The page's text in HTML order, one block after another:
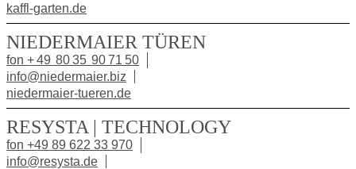
kaffl-garten.de
NIEDERMAIER TÜREN
fon + 49 80 35 90 71 50
info@niedermaier.biz
niedermaier-tueren.de
RESYSTA | TECHNOLOGY
fon +49 89 622 33 970
info@resysta.de